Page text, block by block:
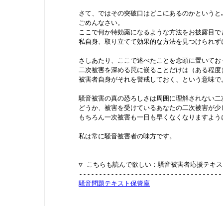
さて、ではその突破口はどこにあるのかという
        ごめんなさい。
ここで何か特効薬になるような方法をお披露目で
私自身、取り立てて効果的な方法を見つけられず
さしあたり、ここで述べたことを念頭に置いてお
二次被害を深める罠に嵌ることだけは（ある程
被害者自身がそれを警戒しておく、という意味で
騒音被害の真の恐ろしさは周囲に理解されない二
どうか、被害を受けているあなたの二次被害が少
もちろん一次被害も一日も早くなくなりますよう
        私は常に騒音被害者の味方です。
▽ こちらも読んで欲しい：騒音被害者応援テキ
騒音問題テキスト保管庫